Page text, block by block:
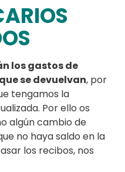
los gastos de
se devuelvan, por
tengamos la
Por ello os
algún cambio de
no haya saldo en la
los recibos, nos